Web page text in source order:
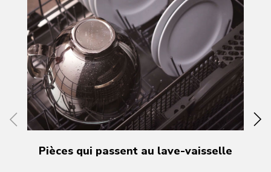
Pièces qui passent au lave-vaisselle